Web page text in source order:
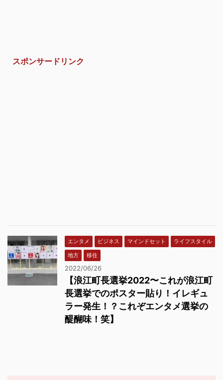
スポンサードリンク
エンタメ ビジネス マインドセット
ライフスタイル
地方
移住
2022/06/26
【浪江町長選挙2022〜これが浪江町
長選挙でのポスター貼り！イレギュ
ラー発生！？これぞエンタメ選挙の
醍醐味！笑】